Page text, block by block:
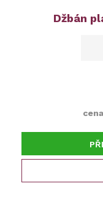
Džbán